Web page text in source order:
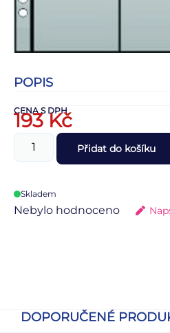
POPIS
CENA S DPH
193Kč
Přidat do košíku
Skladem
Nebylo hodnoceno
DOPORUČENÉ